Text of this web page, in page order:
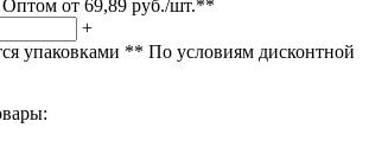
Оптом от 69,89 руб./шт.**
+
упаковками ** По условиям дисконтной